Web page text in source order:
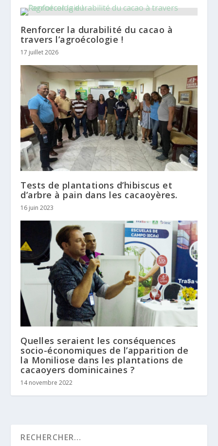
Renforcer la durabilité du cacao à
travers l’agroécologie !
17 juillet 2026
Tests de plantations d’hibiscus et
d’arbre à pain dans les cacaoyères.
16 juin 2023
Quelles seraient les conséquences
socio-économiques de l’apparition de
la Moniliose dans les plantations de
cacaoyers dominicaines ?
14 novembre 2022